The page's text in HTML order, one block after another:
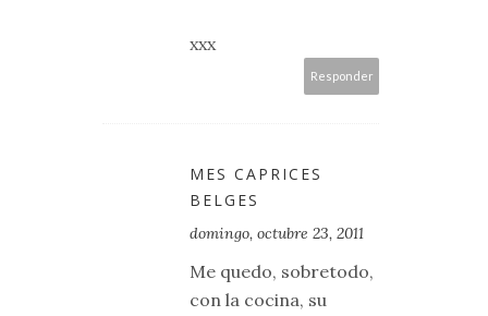
xxx
Responder
MES CAPRICES
BELGES
domingo, octubre 23, 2011
Me quedo, sobretodo,
con la cocina, su